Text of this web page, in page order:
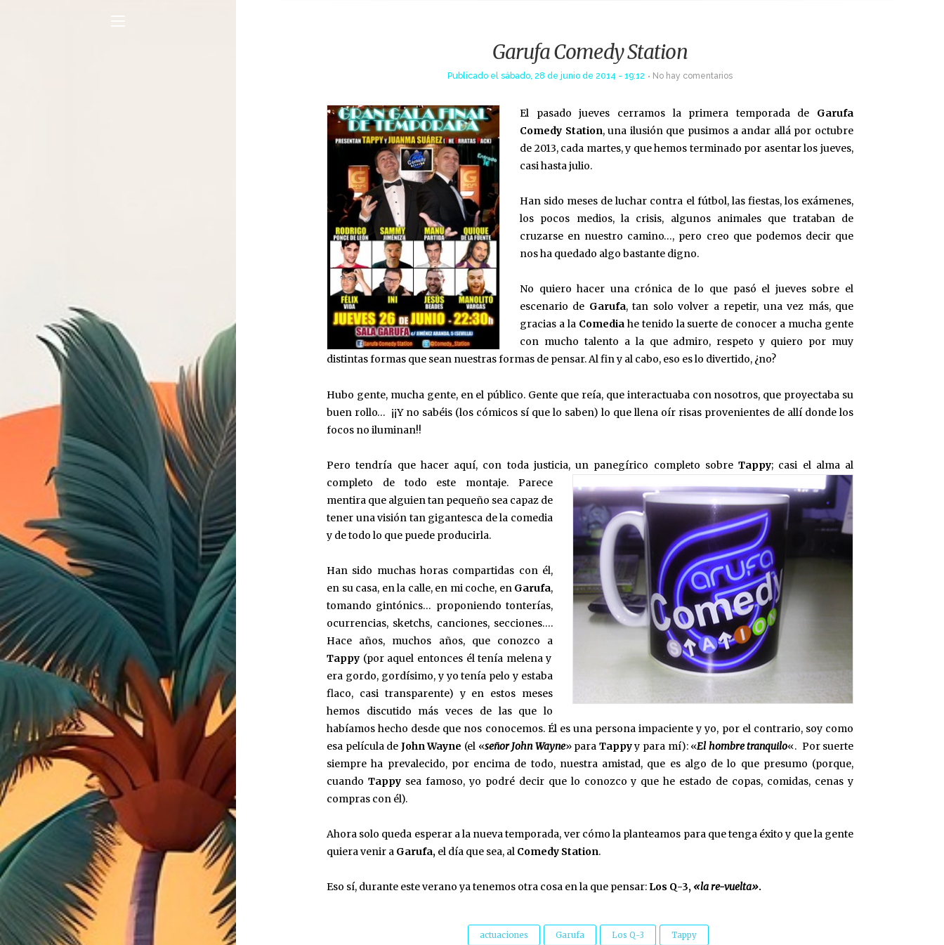
Garufa Comedy Station
Publicado el sábado, 28 de junio de 2014 - 19:12 No hay comentarios
El pasado jueves cerramos la primera temporada de Garufa
Comedy Station, una ilusión que pusimos a andar allá por octubre
de 2013, cada martes, y que hemos terminado por asentar los jueves,
casi hasta julio.
Han sido meses de luchar contra el fútbol, las fiestas, los exámenes,
los pocos medios, la crisis, algunos animales que trataban de
cruzarse en nuestro camino…, pero creo que podemos decir que
nos ha quedado algo bastante digno.
No quiero hacer una crónica de lo que pasó el jueves sobre el
escenario de Garufa, tan solo volver a repetir, una vez más, que
gracias a la Comediahe tenido la suerte de conocer a mucha gente
con mucho talento a la que admiro, respeto y quiero por muy
distintas formas que sean nuestras formas de pensar. Al fin y al cabo, eso es lo divertido, ¿no?
Hubo gente, mucha gente, en el público. Gente que reía, que interactuaba con nosotros, que proyectaba su
buen rollo… ¡¡Y no sabéis (los cómicos sí que lo saben) lo que llena oír risas provenientes de allí donde los
focos no iluminan!!
Pero tendría que hacer aquí, con toda justicia, un panegírico completo sobre Tappy; casi el alma al
completo de todo este montaje. Parece
mentira que alguien tan pequeño sea capaz de
tener una visión tan gigantesca de la comedia
y de todo lo que puede producirla.
Han sido muchas horas compartidas con él,
en su casa, en la calle, en mi coche, en Garufa,
tomando gintónics… proponiendo tonterías,
ocurrencias, sketchs, canciones, secciones….
Hace años, muchos años, que conozco a
Tappy (por aquel entonces él tenía melena y
era gordo, gordísimo, y yo tenía pelo y estaba
flaco, casi transparente) y en estos meses
hemos discutido más veces de las que lo
habíamos hecho desde que nos conocemos. Él es una persona impaciente y yo, por el contrario, soy como
esa película de John Wayne (el «señor John Wayne» para Tappyy para mí): «El hombre tranquilo«. Por suerte
siempre ha prevalecido, por encima de todo, nuestra amistad, que es algo de lo que presumo (porque,
cuando Tappysea famoso, yo podré decir que lo conozco y que he estado de copas, comidas, cenas y
compras con él).
Ahora solo queda esperar a la nueva temporada, ver cómo la planteamos para que tenga éxito y que la gente
quiera venir a Garufa, el día que sea, al Comedy Station.
Eso sí, durante este verano ya tenemos otra cosa en la que pensar: Los Q-3,«la re-vuelta».
actuaciones Garufa Los Q-3 Tappy